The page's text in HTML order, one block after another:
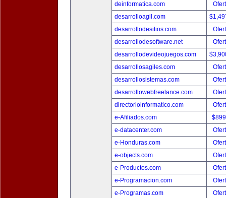
deinformatica.com
desarrolloagil.com
desarrollodesitios.com
desarrollodesoftware.net
desarrollodevideojuegos.com
desarrollosagiles.com
desarrollosistemas.com
desarrollowebfreelance.com
directorioinformatico.com
e-Afiliados.com
e-datacenter.com
e-Honduras.com
e-objects.com
e-Productos.com
e-Programacion.com
e-Programas.com